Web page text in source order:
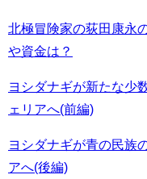
北極冒険家の荻田康永
や資金は？
ヨシダナギが新たな少
ェリアへ(前編)
ヨシダナギが青の民族
アへ(後編)